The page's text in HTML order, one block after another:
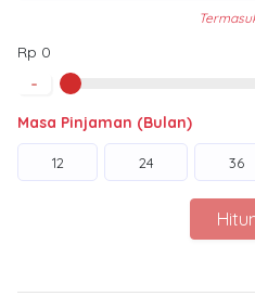
Rp 0
-
Masa Pinjaman (Bulan)
12 24 36